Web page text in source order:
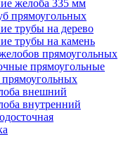
желоба 335 мм
прямоугольных
трубы на дерево
трубы на камень
прямоугольных
прямоугольные
внешний
внутренний